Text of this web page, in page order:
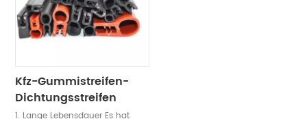
Kfz-Gummistreifen-
Dichtungsstreifen
1. Lange Lebensdauer Es hat